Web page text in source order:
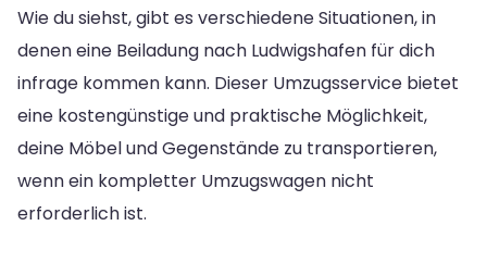
Wie du siehst, gibt es verschiedene Situationen, in
denen eine Beiladung nach Ludwigshafen für dich
infrage kommen kann. Dieser Umzugsservice bietet
eine kostengünstige und praktische Möglichkeit,
deine Möbel und Gegenstände zu transportieren,
wenn ein kompletter Umzugswagen nicht
erforderlich ist.